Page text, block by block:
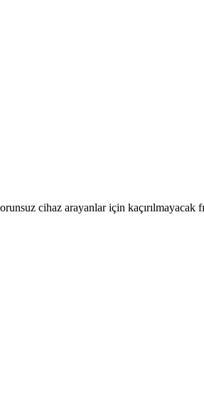
Lefkoşa’da satılık Samsung Galaxy A03s